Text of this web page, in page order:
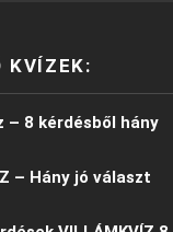
KVÍZEK:
– 8 kérdésből hány
– Hány jó választ